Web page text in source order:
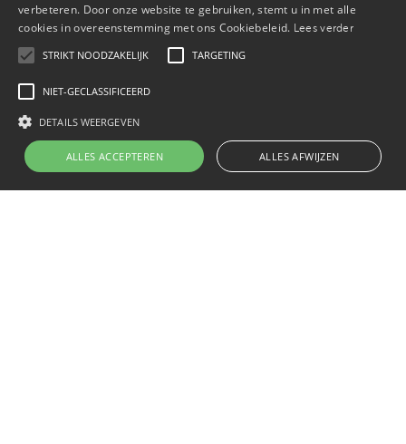
Terug naar overzicht
verbeteren. Door onze website te gebruiken, stemt u in met alle
cookies in overeenstemming met ons Cookiebeleid. Lees verder
STRIKT NOODZAKELIJK TARGETING
NIET-GECLASSIFICEERD
DETAILS WEERGEVEN
ALLES ACCEPTEREN ALLES AFWIJZEN